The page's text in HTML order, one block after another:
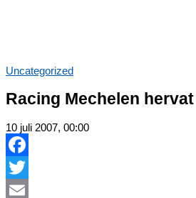
Uncategorized
Racing Mechelen
10 juli 2007, 00:00
Facebook
Twitter